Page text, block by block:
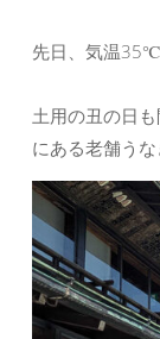
先日、気温35℃
土用の丑の日
にある老舗うな